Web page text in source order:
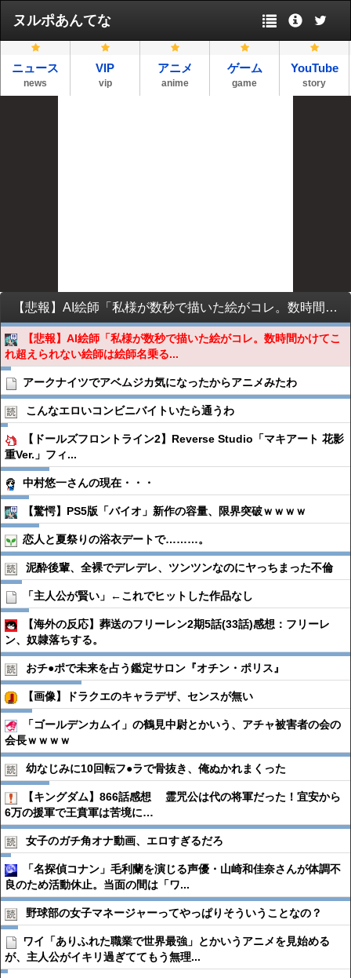
ヌルポあんてな
ニュース
news
VIP
vip
アニメ
anime
ゲーム
game
YouTube
story
【悲報】AI絵師「私様が数秒で描いた絵がコレ。数時間かけてこれ超えられない絵師は絵師名乗るな恥ずかしいから！」
【悲報】AI絵師「私様が数秒で描いた絵がコレ。数時間かけてこ
れ超えられない絵師は絵師名乗る...
アークナイツでアベムジカ気になったからアニメみたわ
こんなエロいコンビニバイトいたら通うわ
【ドールズフロントライン2】Reverse Studio「マキアート 花影
重Ver.」フィ...
中村悠一さんの現在・・・
【驚愕】PS5版「バイオ」新作の容量、限界突破ｗｗｗｗ
恋人と夏祭りの浴衣デートで………。
泥酔後輩、全裸でデレデレ、ツンツンなのにヤっちまった不倫
「主人公が賢い」←これでヒットした作品なし
【海外の反応】葬送のフリーレン2期5話(33話)感想：フリーレ
ン、奴隷落ちする。
おチ●︎ポで未来を占う鑑定サロン『オチン・ポリス』
【画像】ドラクエのキャラデザ、センスが無い
「ゴールデンカムイ」の鶴見中尉とかいう、アチャ被害者の会の
会長ｗｗｗｗ
幼なじみに10回転フ●︎ラで骨抜き、俺ぬかれまくった
【キングダム】866話感想 霊咒公は代の将軍だった！宜安から
6万の援軍で王賁軍は苦境に…
女子のガチ角オナ動画、エロすぎるだろ
「名探偵コナン」毛利蘭を演じる声優・山崎和佳奈さんが体調不
良のため活動休止。当面の間は「ワ...
野球部の女子マネージャーってやっぱりそういうことなの？
ワイ「ありふれた職業で世界最強」とかいうアニメを見始める
が、主人公がイキリ過ぎててもう無理...